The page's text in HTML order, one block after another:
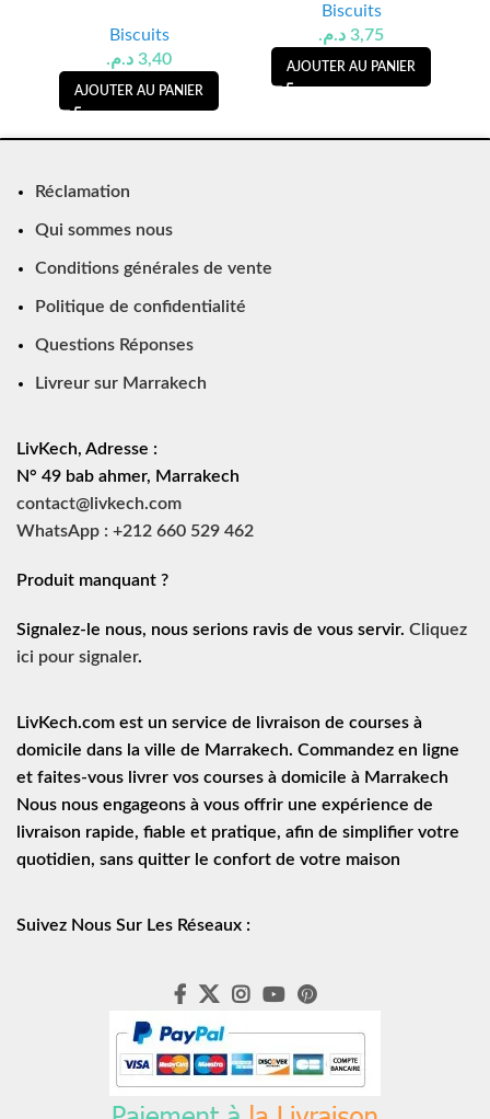
Biscuits
3,40 د.م.
AJOUTER AU PANIER
Biscuits
3,75 د.م.
AJOUTER AU PANIER
Réclamation
Qui sommes nous
Conditions générales de vente
Politique de confidentialité
Questions Réponses
Livreur sur Marrakech
LivKech, Adresse :
N° 49 bab ahmer, Marrakech
contact@livkech.com
WhatsApp : +212 660 529 462
Produit manquant ?
Signalez-le nous, nous serions ravis de vous servir. Cliquez
ici pour signaler.
LivKech.com est un service de
livraison de courses à
domicile dans la ville de Marrakech. Commandez en ligne
et faites-vous livrer vos courses à domicile à Marrakech
Nous nous engageons à vous offrir une expérience de
livraison rapide, fiable et pratique, afin de simplifier votre
quotidien, sans quitter le confort de votre maison
Suivez Nous Sur Les Réseaux :